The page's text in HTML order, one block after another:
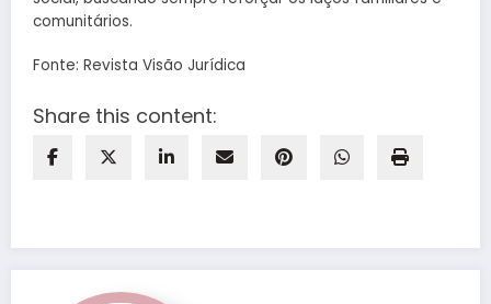
comunitários.
Fonte: Revista Visão Jurídica
Share this content: